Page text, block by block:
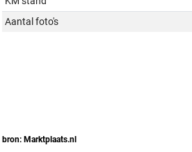
Aantal foto's
bron: Marktplaats.nl